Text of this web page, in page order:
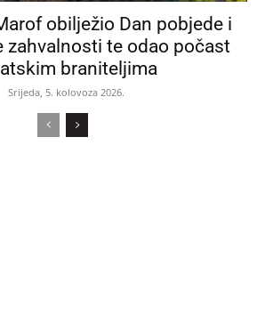
obilježio Dan pobjede i
zahvalnosti te odao počast
braniteljima
Srijeda, 5. kolovoza 2026.